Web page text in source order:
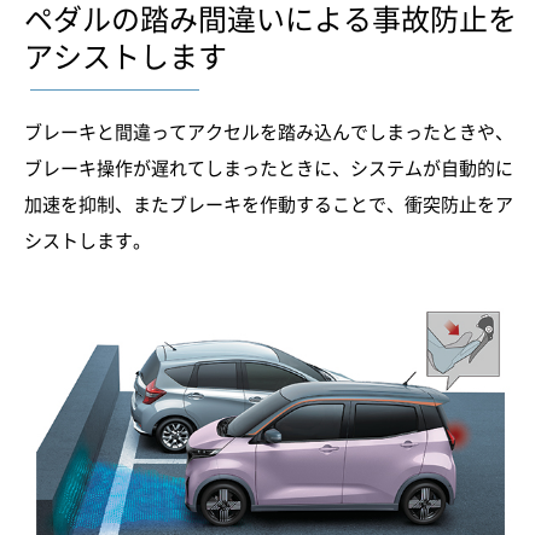
ペダルの踏み間違いによる事故防止を
アシストします
ブレーキと間違ってアクセルを踏み込んでしまったときや、
ブレーキ操作が遅れてしまったときに、システムが自動的に
加速を抑制、またブレーキを作動することで、衝突防止をア
シストします。